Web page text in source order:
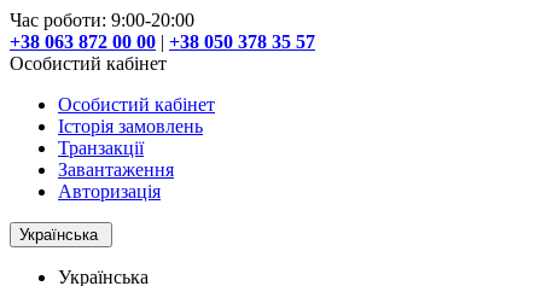
Час роботи: 9:00-20:00
+38 063 872 00 00 | +38 050 378 35 57
Особистий кабінет
Особистий кабінет
Історія замовлень
Транзакції
Завантаження
Авторизація
Українська
Українська